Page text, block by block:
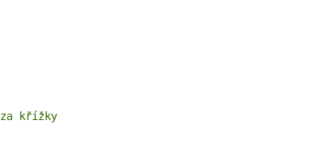
křížky